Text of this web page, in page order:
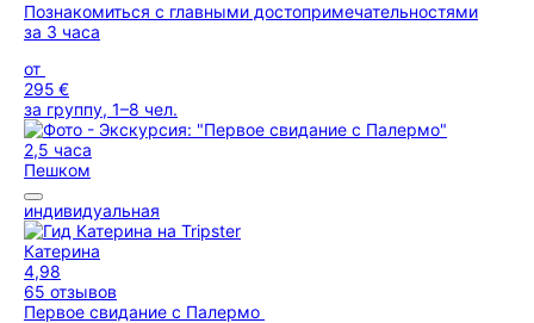
Познакомиться с главными достопримечательностями
за 3 часа
от
295 €
за группу, 1–8 чел.
2,5 часа
Пешком
индивидуальная
Катерина
4,98
65 отзывов
Первое свидание с Палермо